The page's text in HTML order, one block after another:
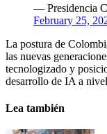
— Presidencia
February 25,
La postura de
las nuevas
tecnologizado y
desarrollo de IA a
Lea también